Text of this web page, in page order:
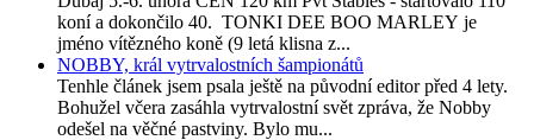
koní a dokončilo 40. TONKI DEE BOO MARLEY je
jméno vítězného koně (9 letá klisna z...
NOBBY, král vytrvalostních šampionátů
Tenhle článek jsem psala ještě na původní editor před 4 lety.
Bohužel včera zasáhla vytrvalostní svět zpráva, že Nobby
odešel na věčné pastviny. Bylo mu...